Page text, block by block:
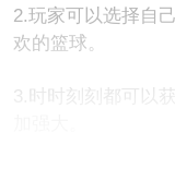
2.玩家可以选择自
欢的篮球。
3.时时刻刻都可以